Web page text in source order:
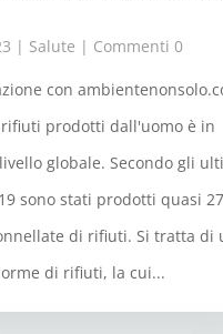
| Salute | Commenti 0
con
prodotti dall'uomo è in
globale. Secondo gli
sono stati prodotti quasi
di rifiuti. Si tratta di
di rifiuti, la cui...